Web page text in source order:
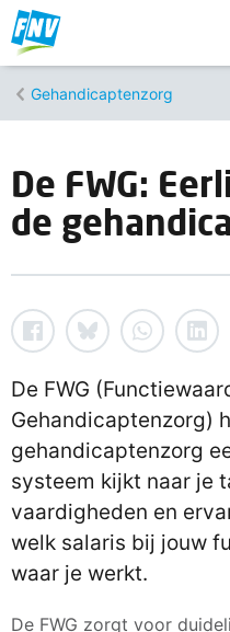
Gehandicaptenzorg
De FWG:
de
De FWG
Gehandicaptenzorg)
gehandicaptenzorg
systeem kijkt naar je
vaardigheden en
welk salaris bij jouw
waar je werkt.
De FWG zorgt voor